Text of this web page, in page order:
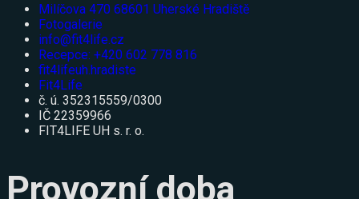
Milíčova 470 68601 Uherské Hradiště
Fotogalerie
info@fit4life.cz
Recepce: +420 602 778 816
fit4lifeuh.hradiste
Fit4Life
č. ú. 352315559/0300
IČ 22359966
FIT4LIFE UH s. r. o.
Provozní doba